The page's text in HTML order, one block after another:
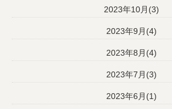
2023年10月(3)
2023年9月(4)
2023年8月(4)
2023年7月(3)
2023年6月(1)